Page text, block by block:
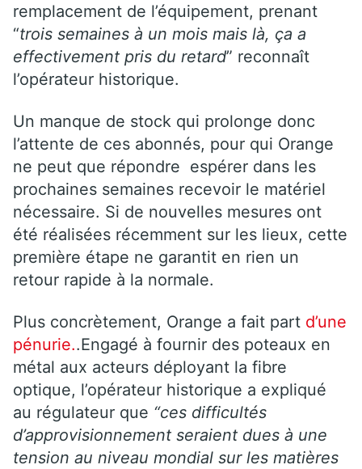
remplacement de l’équipement, prenant
“trois semaines à un mois mais là, ça a
effectivement pris du retard” reconnaît
l’opérateur historique.
Un manque de stock qui prolonge donc
l’attente de ces abonnés, pour qui Orange
ne peut que répondre espérer dans les
prochaines semaines recevoir le matériel
nécessaire. Si de nouvelles mesures ont
été réalisées récemment sur les lieux, cette
première étape ne garantit en rien un
retour rapide à la normale.
Plus concrètement, Orange a fait part d’une
pénurie..Engagé à fournir des poteaux en
métal aux acteurs déployant la fibre
optique, l’opérateur historique a expliqué
au régulateur que “ces difficultés
d’approvisionnement seraient dues à une
tension au niveau mondial sur les matières